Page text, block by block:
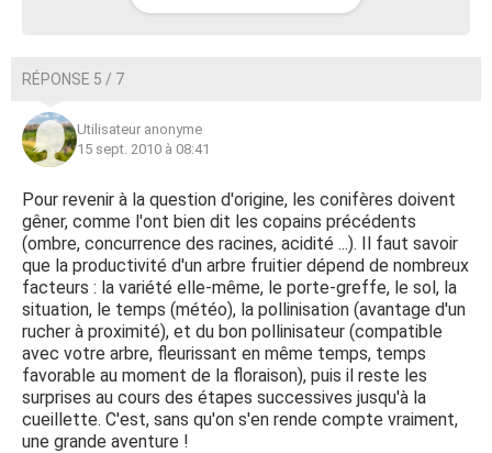
RÉPONSE 5 / 7
Utilisateur anonyme
15 sept. 2010 à 08:41
Pour revenir à la question d'origine, les conifères doivent
gêner, comme l'ont bien dit les copains précédents
(ombre, concurrence des racines, acidité ...). Il faut savoir
que la productivité d'un arbre fruitier dépend de nombreux
facteurs : la variété elle-même, le porte-greffe, le sol, la
situation, le temps (météo), la pollinisation (avantage d'un
rucher à proximité), et du bon pollinisateur (compatible
avec votre arbre, fleurissant en même temps, temps
favorable au moment de la floraison), puis il reste les
surprises au cours des étapes successives jusqu'à la
cueillette. C'est, sans qu'on s'en rende compte vraiment,
une grande aventure !